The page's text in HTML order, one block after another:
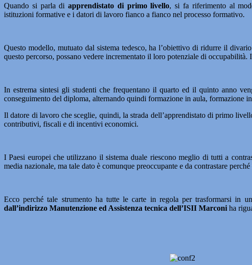
Quando si parla diapprendistato di primo livello, si fa riferimento al
istituzioni formative e i datori di lavoro fianco a fianco nel processo formativo.
Questo modello, mutuato dal sistema tedesco, ha l’obiettivo di ridurre il
questo percorso, possano vedere incrementato il loro potenziale di
In estrema sintesi gli studenti che frequentano il quarto ed il quinto anno
conseguimento del diploma, alternando quindi formazione in aula, formazione
Il datore di lavoro che sceglie, quindi, la strada dell’apprendistato di primo
contributivi, fiscali e di incentivi economici.
I Paesi europei che utilizzano il sistema duale riescono meglio di tutti a
media nazionale, ma tale dato è comunque preoccupante e da contrastare
Ecco perché tale strumento ha tutte le carte in regola per trasformarsi in
dall’indirizzo Manutenzione ed Assistenza tecnica dell’ISII Marconi ha